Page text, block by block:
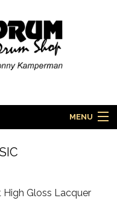
MENU
High Gloss Lacquer